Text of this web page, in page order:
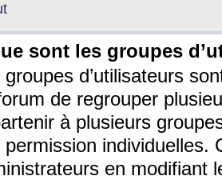
sont les groupes
groupes d’utilisateurs
de regrouper
à plusieurs
permission individuelles.
en modifiant